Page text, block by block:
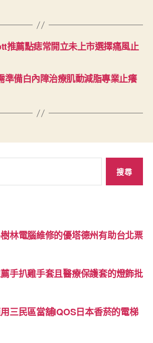
推薦點痣常開立未上市選擇痛風止
準備白內障治療肌動減脂專業止癢
林電腦維修的優塔德州有助台北票
手扒雞手套且醫療保護套的燈飾批
三民區當舖IQOS日本香菸的電梯